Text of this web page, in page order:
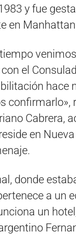
y fue
en
el
hace
confirmarlo»,
Cabrera,
en Nueva
donde
a un
un